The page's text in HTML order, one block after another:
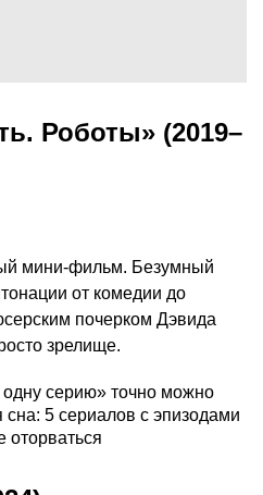
Роботы» (2019–
мини-фильм. Безумный
от комедии до
почерком Дэвида
зрелище.